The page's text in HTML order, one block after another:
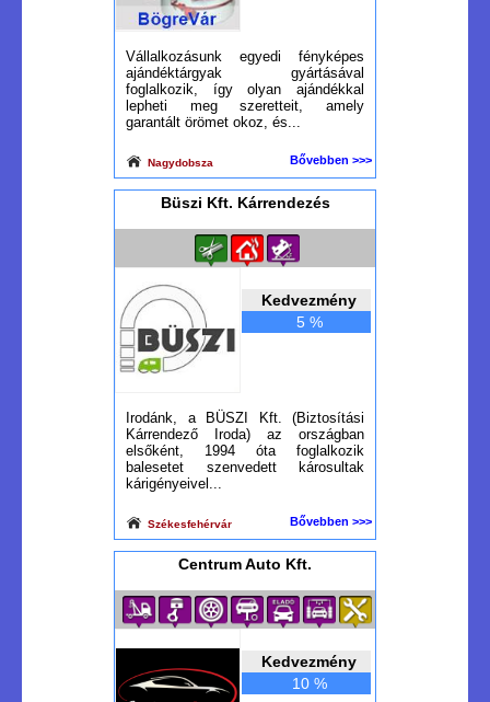
Vállalkozásunk egyedi fényképes
ajándéktárgyak gyártásával
foglalkozik, így olyan ajándékkal
lepheti meg szeretteit, amely
garantált örömet okoz, és...
Nagydobsza Bővebben >>>
Büszi Kft. Kárrendezés
Kedvezmény
5 %
Irodánk, a BÜSZI Kft. (Biztosítási
Kárrendező Iroda) az országban
elsőként, 1994 óta foglalkozik
balesetet szenvedett károsultak
kárigényeivel...
Székesfehérvár Bővebben >>>
Centrum Auto Kft.
Kedvezmény
10 %